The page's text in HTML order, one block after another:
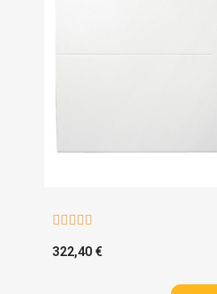
    
322,40 €